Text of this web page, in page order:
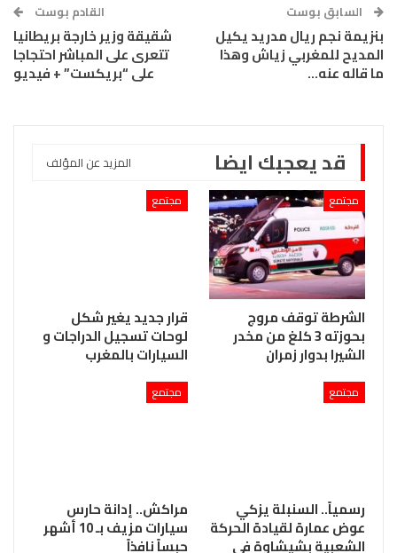
السابق بوست
بنزيمة نجم ريال مدريد يكيل
المديح للمغربي زياش وهذا
ما قاله عنه…
القادم بوست
شقيقة وزير خارجة بريطانيا
تتعرى على المباشر احتجاجا
على “بريكست” + فيديو
قد يعجبك ايضا المزيد عن المؤلف
مجتمع
الشرطة توقف مروج
بحوزته 3 كلغ من مخدر
الشيرا بدوار زمران
مجتمع
قرار جديد يغير شكل
لوحات تسجيل الدراجات و
السيارات بالمغرب
مجتمع
رسمياً.. السنبلة يزكي
عوض عمارة لقيادة الحركة
الشعبية بشيشاوة في
مجتمع
مراكش.. إدانة حارس
سيارات مزيف بـ 10 أشهر
حبساً نافذاً